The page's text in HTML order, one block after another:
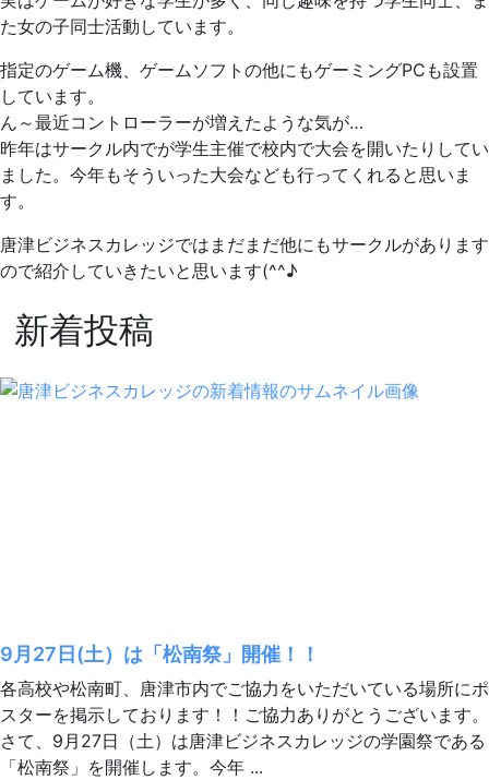
た女の子同士活動しています。
指定のゲーム機、ゲームソフトの他にもゲーミングPCも設置
しています。
ん～最近コントローラーが増えたような気が…
昨年はサークル内でが学生主催で校内で大会を開いたりしてい
ました。今年もそういった大会なども行ってくれると思いま
す。
唐津ビジネスカレッジではまだまだ他にもサークルがあります
ので紹介していきたいと思います(^^♪
新着投稿
9月27日(土）は「松南祭」開催！！
各高校や松南町、唐津市内でご協力をいただいている場所にポ
スターを掲示しております！！ご協力ありがとうございます。
さて、9月27日（土）は唐津ビジネスカレッジの学園祭である
「松南祭」を開催します。今年 ...